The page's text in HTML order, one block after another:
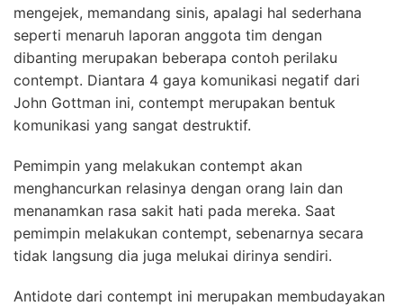
mengejek, memandang sinis, apalagi hal sederhana
seperti menaruh laporan anggota tim dengan
dibanting merupakan beberapa contoh perilaku
contempt. Diantara 4 gaya komunikasi negatif dari
John Gottman ini, contempt merupakan bentuk
komunikasi yang sangat destruktif.
Pemimpin yang melakukan contempt akan
menghancurkan relasinya dengan orang lain dan
menanamkan rasa sakit hati pada mereka. Saat
pemimpin melakukan contempt, sebenarnya secara
tidak langsung dia juga melukai dirinya sendiri.
Antidote dari contempt ini merupakan membudayakan